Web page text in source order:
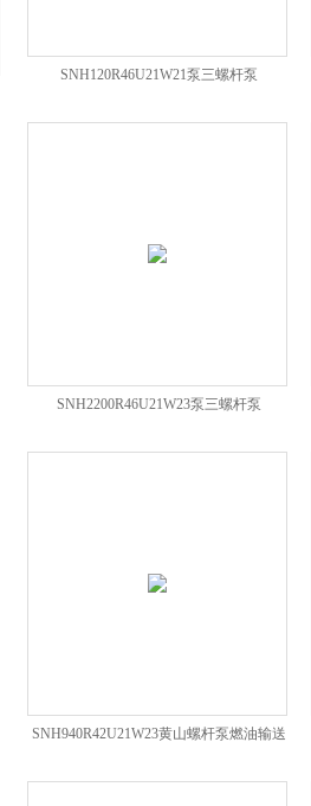
SNH120R46U21W21泵三螺杆泵
SNH2200R46U21W23泵三螺杆泵
SNH940R42U21W23黄山螺杆泵燃油输送